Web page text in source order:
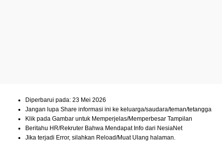
Diperbarui pada: 23 Mei 2026
Jangan lupa Share informasi ini ke keluarga/saudara/teman/tetangga
Klik pada Gambar untuk Memperjelas/Memperbesar Tampilan
Beritahu HR/Rekruter Bahwa Mendapat Info dari NesiaNet
Jika terjadi Error, silahkan Reload/Muat Ulang halaman.